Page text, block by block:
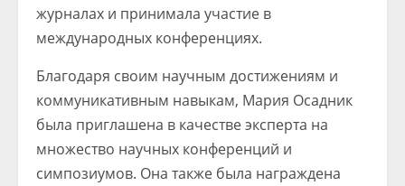
журналах и принимала участие в
международных конференциях.
Благодаря своим научным достижениям и
коммуникативным навыкам, Мария Осадник
была приглашена в качестве эксперта на
множество научных конференций и
симпозиумов. Она также была награждена